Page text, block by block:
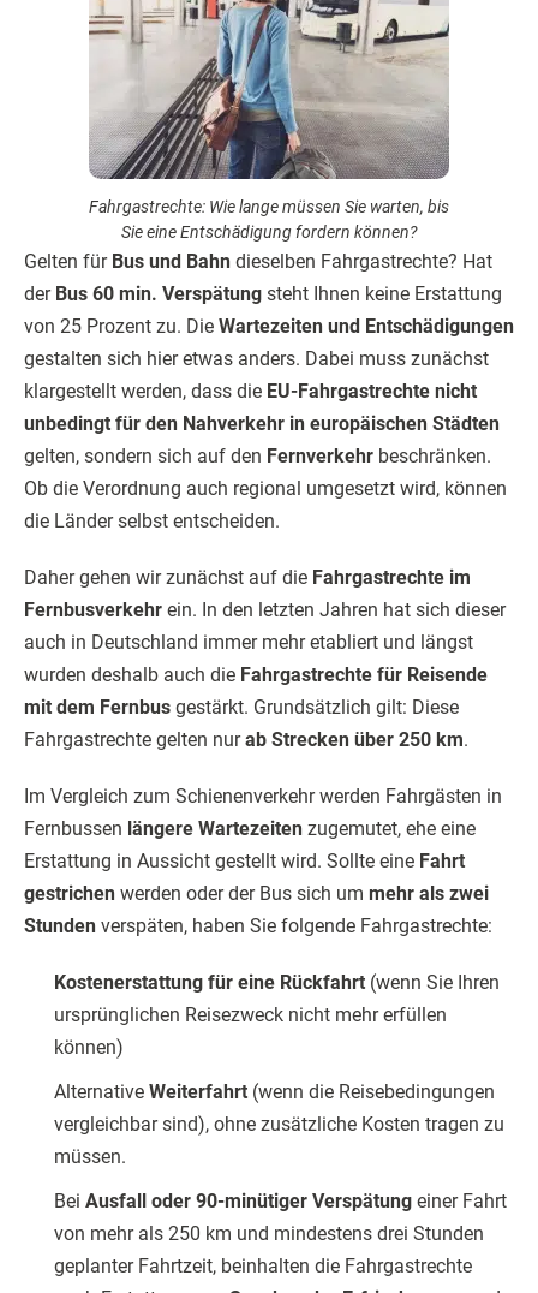
Fahrgastrechte: Wie lange müssen Sie warten, bis
Sie eine Entschädigung fordern können?
Gelten für Bus und Bahn dieselben Fahrgastrechte? Hat
der Bus 60 min. Verspätung steht Ihnen keine Erstattung
von 25 Prozent zu. Die Wartezeiten und Entschädigungen
gestalten sich hier etwas anders. Dabei muss zunächst
klargestellt werden, dass die EU-Fahrgastrechte nicht
unbedingt für den Nahverkehr in europäischen Städten
gelten, sondern sich auf den Fernverkehr beschränken.
Ob die Verordnung auch regional umgesetzt wird, können
die Länder selbst entscheiden.
Daher gehen wir zunächst auf die Fahrgastrechte im
Fernbusverkehr ein. In den letzten Jahren hat sich dieser
auch in Deutschland immer mehr etabliert und längst
wurden deshalb auch die Fahrgastrechte für Reisende
mit dem Fernbus gestärkt. Grundsätzlich gilt: Diese
Fahrgastrechte gelten nurab Strecken über 250 km.
Im Vergleich zum Schienenverkehr werden Fahrgästen in
Fernbussen längere Wartezeiten zugemutet, ehe eine
Erstattung in Aussicht gestellt wird. Sollte eine Fahrt
gestrichen werden oder der Bus sich um mehr als zwei
Stunden verspäten, haben Sie folgende Fahrgastrechte:
Kostenerstattung für eine Rückfahrt (wenn Sie Ihren
ursprünglichen Reisezweck nicht mehr erfüllen
können)
Alternative Weiterfahrt (wenn die Reisebedingungen
vergleichbar sind), ohne zusätzliche Kosten tragen zu
müssen.
Bei Ausfall oder 90-minütiger Verspätung einer Fahrt
von mehr als 250 km und mindestens drei Stunden
geplanter Fahrtzeit, beinhalten die Fahrgastrechte